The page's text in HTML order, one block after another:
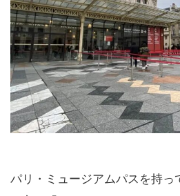
パリ・ミュージアムパスを持っ